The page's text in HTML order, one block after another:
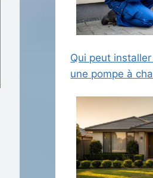
Qui peut
une pompe à